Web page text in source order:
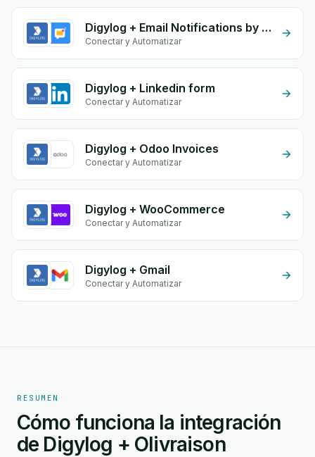
Digylog + Email Notifications by eGrow
Conectar y Automatizar
Digylog + Linkedin form
Conectar y Automatizar
Digylog + Odoo Invoices
Conectar y Automatizar
Digylog + WooCommerce
Conectar y Automatizar
Digylog + Gmail
Conectar y Automatizar
RESUMEN
Cómo funciona la integración
de Digylog + Olivraison